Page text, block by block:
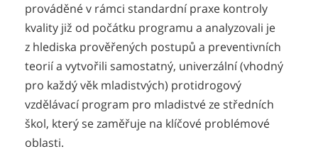
prováděné v rámci standardní praxe kontroly
kvality již od počátku programu a analyzovali je
z hlediska prověřených postupů a preventivních
teorií a vytvořili samostatný, univerzální (vhodný
pro každý věk mladistvých) protidrogový
vzdělávací program pro mladistvé ze středních
škol, který se zaměřuje na klíčové problémové
oblasti.